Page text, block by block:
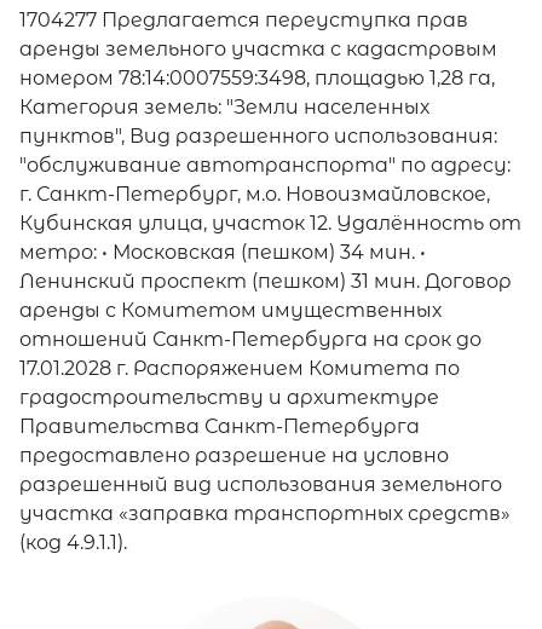
1704277 Предлагается переуступка прав
аренды земельного участка с кадастровым
номером 78:14:0007559:3498, площадью 1,28 га,
Категория земель: "Земли населенных
пунктов", Вид разрешенного использования:
"обслуживание автотранспорта" по адресу:
г. Санкт-Петербург, м.о. Новоизмайловское,
Кубинская улица, участок 12. Удалённость от
метро: • Московская (пешком) 34 мин. •
Ленинский проспект (пешком) 31 мин. Договор
аренды с Комитетом имущественных
отношений Санкт-Петербурга на срок до
17.01.2028 г. Распоряжением Комитета по
градостроительству и архитектуре
Правительства Санкт-Петербурга
предоставлено разрешение на условно
разрешенный вид использования земельного
участка «заправка транспортных средств»
(код 4.9.1.1).